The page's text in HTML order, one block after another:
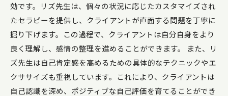
効です。リズ先生は、個々の状況に応じたカスタマイズされ
たセラピーを提供し、クライアントが直面する問題を丁寧に
掘り下げます。この過程で、クライアントは自分自身をより
良く理解し、感情の整理を進めることができます。 また、リ
ズ先生は自己肯定感を高めるための具体的なテクニックやエ
クササイズも重視しています。これにより、クライアントは
自己認識を深め、ポジティブな自己評価を育てることができ